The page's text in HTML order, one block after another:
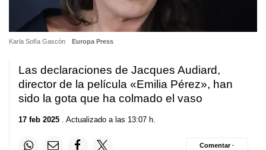
Karla Sofía Gascón Europa Press
Las declaraciones de Jacques Audiard,
director de la película «Emilia Pérez», han
sido la gota que ha colmado el vaso
17 feb 2025 . Actualizado a las 13:07 h.
Comentar ·